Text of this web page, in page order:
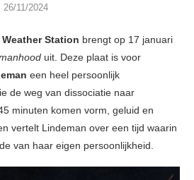
26/11/2024
Weather Station brengt op 17 januari
uit. Deze plaat is voor
een heel persoonlijk
de weg van dissociatie naar
minuten komen vorm, geluid en
vertelt Lindeman over een tijd waarin
van haar eigen persoonlijkheid.